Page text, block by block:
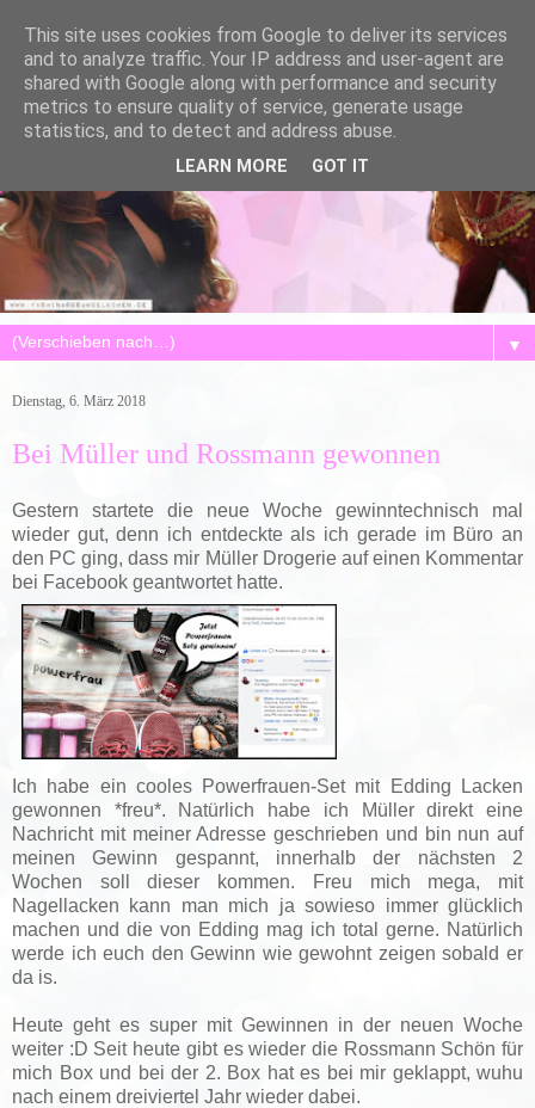
▼
Dienstag, 6. März 2018
Bei Müller und Rossmann gewonnen
Gestern startete die neue Woche gewinntechnisch mal
wieder gut, denn ich entdeckte als ich gerade im Büro an
den PC ging, dass mir Müller Drogerie auf einen Kommentar
bei Facebook geantwortet hatte.
Ich habe ein cooles Powerfrauen-Set mit Edding Lacken
gewonnen *freu*. Natürlich habe ich Müller direkt eine
Nachricht mit meiner Adresse geschrieben und bin nun auf
meinen Gewinn gespannt, innerhalb der nächsten 2
Wochen soll dieser kommen. Freu mich mega, mit
Nagellacken kann man mich ja sowieso immer glücklich
machen und die von Edding mag ich total gerne. Natürlich
werde ich euch den Gewinn wie gewohnt zeigen sobald er
da is.
Heute geht es super mit Gewinnen in der neuen Woche
weiter :D Seit heute gibt es wieder die Rossmann Schön für
mich Box und bei der 2. Box hat es bei mir geklappt, wuhu
nach einem dreiviertel Jahr wieder dabei.
This site uses cookies from Google to deliver its services
and to analyze traffic. Your IP address and user-agent are
shared with Google along with performance and security
metrics to ensure quality of service, generate usage
statistics, and to detect and address abuse.
LEARN MORE GOT IT